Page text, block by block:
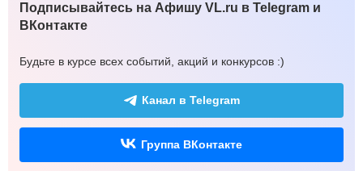
Подписывайтесь на Афишу VL.ru в Telegram и
ВКонтакте
Будьте в курсе всех событий, акций и конкурсов :)
Канал в Telegram
Группа ВКонтакте